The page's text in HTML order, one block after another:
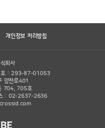
개인정보 처리방침
회사
호 : 293-87-01053
양천로401
704, 705호
: 02-2637-2636